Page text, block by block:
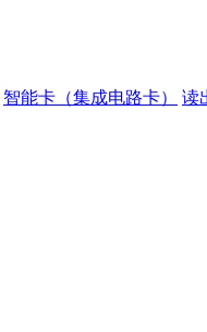
智能卡（集成电路卡） 读